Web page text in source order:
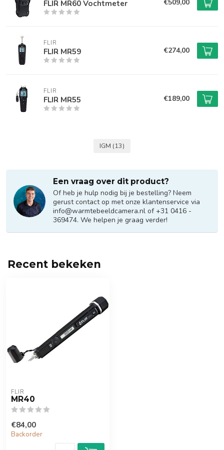
FLIR MR60 Vochtmeter €509,00
FLIR
FLIR MR59 €274,00
FLIR
FLIR MR55 €189,00
IGM (13)
Een vraag over dit product?
Of heb je hulp nodig bij je bestelling? Neem
gerust contact op met onze klantenservice via
info@warmtebeeldcamera.nl of +31 0416 -
369474. We helpen je graag verder!
Recent bekeken
FLIR
MR40
€84,00
Backorder